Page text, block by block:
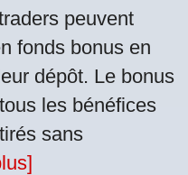
peuvent
fonds bonus en
dépôt. Le bonus
les bénéfices
sans